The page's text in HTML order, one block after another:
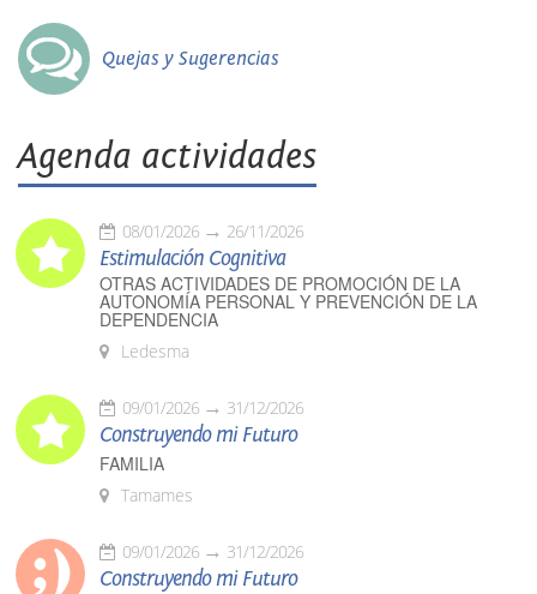
Quejas y Sugerencias
Agenda actividades
08/01/2026 26/11/2026
Estimulación Cognitiva
OTRAS ACTIVIDADES DE PROMOCIÓN DE LA
AUTONOMÍA PERSONAL Y PREVENCIÓN DE LA
DEPENDENCIA
Ledesma
09/01/2026 31/12/2026
Construyendo mi Futuro
FAMILIA
Tamames
09/01/2026 31/12/2026
Construyendo mi Futuro